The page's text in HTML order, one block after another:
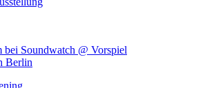
Soundwatch @ Vorspiel
Berlin